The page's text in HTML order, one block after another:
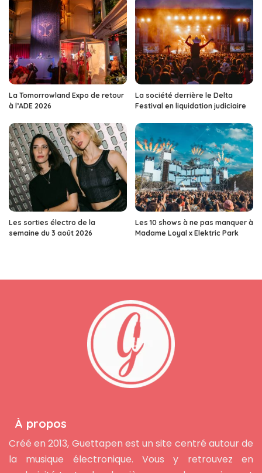
La Tomorrowland Expo de retour
à l’ADE 2026
La société derrière le Delta
Festival en liquidation judiciaire
Les sorties électro de la
semaine du 3 août 2026
Les 10 shows à ne pas manquer à
Madame Loyal x Elektric Park
À propos
Créé en 2013, Guettapen est un site centré autour de
la musique électronique. Vous y retrouvez en